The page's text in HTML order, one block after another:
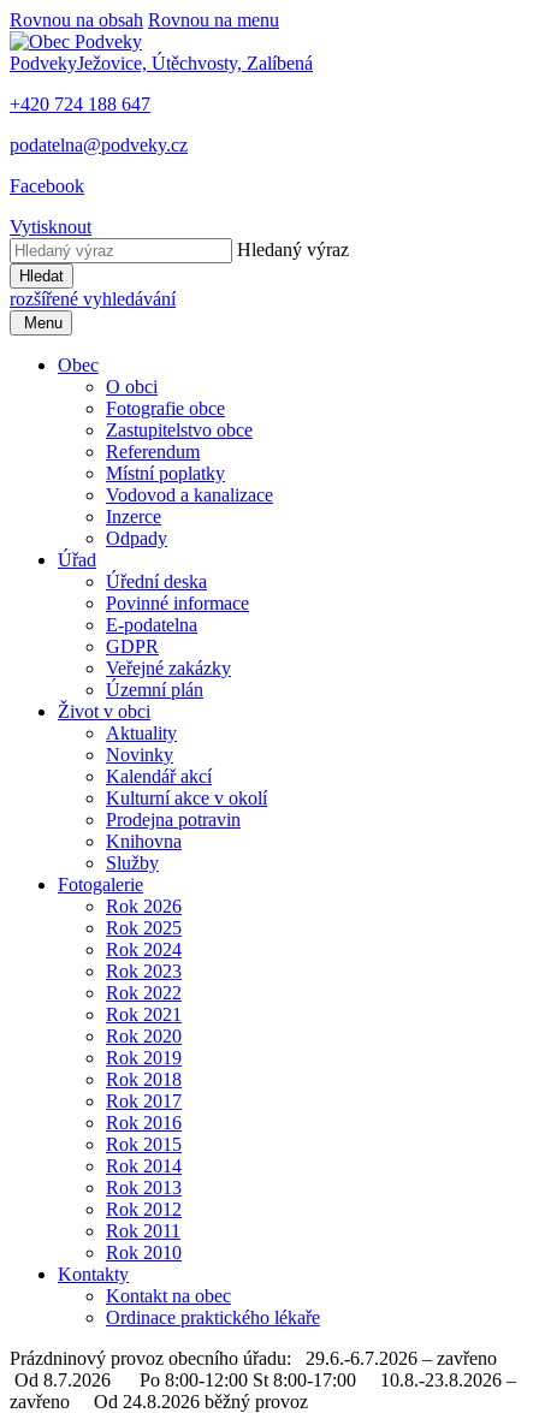
Rovnou na obsah Rovnou na menu
PodvekyJežovice, Útěchvosty, Zalíbená
+420 724 188 647
podatelna@podveky.cz
Facebook
Vytisknout
Hledaný výraz
Hledat
rozšířené vyhledávání
Menu
Obec
O obci
Fotografie obce
Zastupitelstvo obce
Referendum
Místní poplatky
Vodovod a kanalizace
Inzerce
Odpady
Úřad
Úřední deska
Povinné informace
E-podatelna
GDPR
Veřejné zakázky
Územní plán
Život v obci
Aktuality
Novinky
Kalendář akcí
Kulturní akce v okolí
Prodejna potravin
Knihovna
Služby
Fotogalerie
Rok 2026
Rok 2025
Rok 2024
Rok 2023
Rok 2022
Rok 2021
Rok 2020
Rok 2019
Rok 2018
Rok 2017
Rok 2016
Rok 2015
Rok 2014
Rok 2013
Rok 2012
Rok 2011
Rok 2010
Kontakty
Kontakt na obec
Ordinace praktického lékaře
Prázdninový provoz obecního úřadu: 29.6.-6.7.2026 – zavřeno
Od 8.7.2026 Po 8:00-12:00 St 8:00-17:00 10.8.-23.8.2026 –
zavřeno Od 24.8.2026 běžný provoz